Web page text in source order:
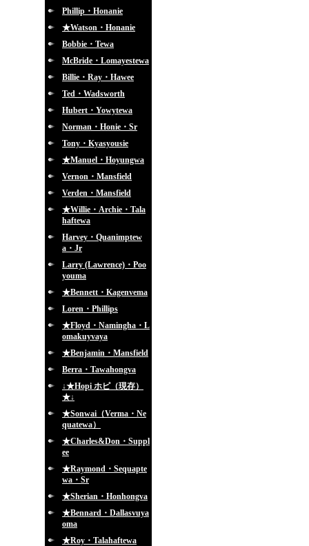
Phillip・Honanie
★Watson・Honanie
Bobbie・Tewa
McBride・Lomayestewa
Billie・Ray・Hawee
Ted・Wadsworth
Hubert・Yowytewa
Norman・Honie・Sr
Tony・Kyasyousie
★Manuel・Hoyungwa
Vernon・Mansfield
Verden・Mansfield
★Willie・Archie・Tala
haftewa
Harvey・Quanimptew
a・Jr
Larry (Lawrence)・Poo
youma
★Bennett・Kagenvema
Loren・Phillips
★Floyd・Namingha・L
omakuyvaya
★Benjamin・Mansfield
Berra・Tawahongva
↓★Hopi ホピ（現存）
★↓
★Sonwai（Verma・Ne
quatewa）
★Charles&Don・Suppl
ee
★Raymond・Sequapte
wa・Sr
★Sherian・Honhongva
★Bennard・Dallasvuya
oma
★Roy・Talahaftewa